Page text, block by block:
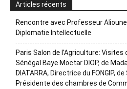
Articles récents
Rencontre avec Professeur Alioune
Diplomatie Intellectuelle
Paris Salon de l’Agriculture: Visites
Sénégal Baye Moctar DIOP, de
DIATARRA, Directrice du FONGIP,
Présidente des chambres de